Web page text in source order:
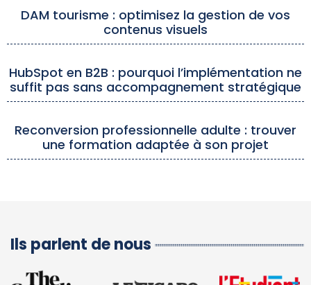
DAM tourisme : optimisez la gestion de vos
contenus visuels
HubSpot en B2B : pourquoi l’implémentation ne
suffit pas sans accompagnement stratégique
Reconversion professionnelle adulte : trouver
une formation adaptée à son projet
Ils parlent de nous